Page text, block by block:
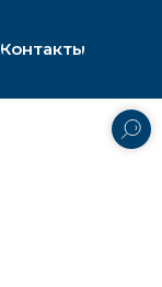
Контакты